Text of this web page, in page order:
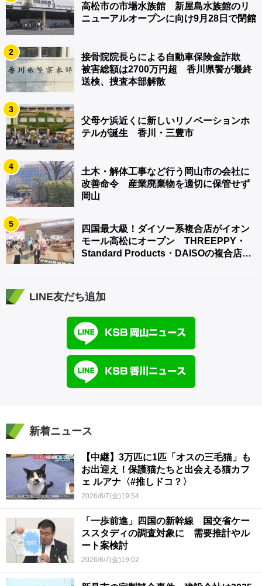
高松市の市場水族館 新屋島水族館のリ
ニューアルオープンに向け9月28日で閉館
2
接骨院院長らによる自動車保険金詐欺
被害総額は2700万円超 香川県警が最終
送検、捜査本部解散
3
父母ケ浜近くに新しいリノベーションホ
テルが誕生 香川・三豊市
4
土木・解体工事など行う岡山市の会社に
改善命令 産業廃棄物を適切に保管せず
岡山
5
四国最大級！ダイソー系複合店がイオン
モール高松にオープン THREEPPY・
Standard Products・DAISOの複合店は
LINE友だち追加
新着ニュース
【中継】3万匹に1匹「オスの三毛猫」も
お出迎え！保護猫たちと出会える猫カフ
ェ ルアナ〈#推しドコ？〉
2026/8/7(金)19:54
「一歩前進」四国の新幹線 国交省ケー
ススタディの調査対象に 需要推計やル
ート案検討
2026/8/7(金)19:02